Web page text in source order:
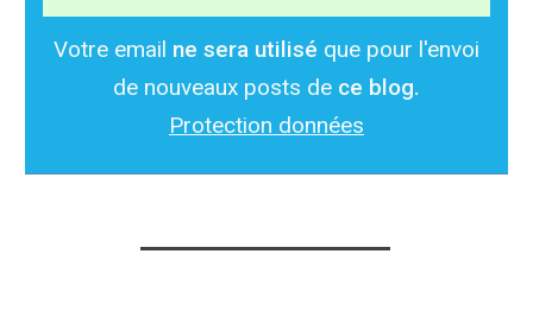
Votre email ne sera utilisé que pour l'envoi
de nouveaux posts de ce blog.
Protection données